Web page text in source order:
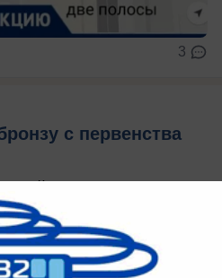
3
с первенства